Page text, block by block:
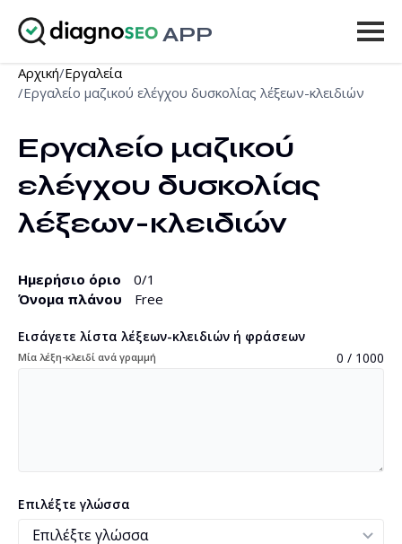
APP
Εργαλεία
Περισσότερα
Είσοδος
Αρχική/Εργαλεία
/Εργαλείο μαζικού ελέγχου δυσκολίας λέξεων-κλειδιών
Εργαλείο μαζικού
ελέγχου δυσκολίας
λέξεων-κλειδιών
Ημερήσιο όριο 0/1
Όνομα πλάνου
Free
Εισάγετε λίστα λέξεων-κλειδιών ή φράσεων
Μία λέξη-κλειδί ανά γραμμή 0 / 1000
Επιλέξτε γλώσσα